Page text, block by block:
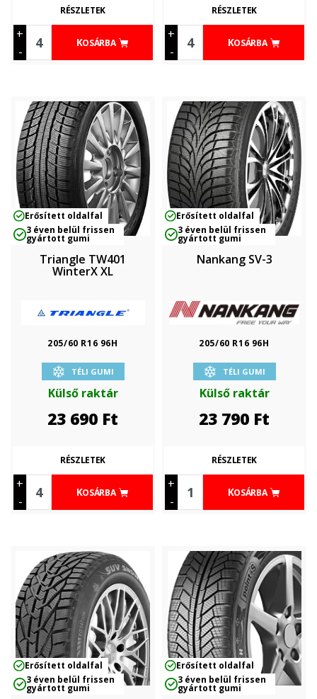
+
-
KOSÁRBA
RÉSZLETEK
+
-
KOSÁRBA
RÉSZLETEK
Erősített oldalfal
3 éven belül frissen
gyártott gumi
Triangle TW401
WinterX XL
205/60 R16 96H
TÉLI GUMI
Külső raktár
23 690 Ft
+
-
KOSÁRBA
RÉSZLETEK
Erősített oldalfal
3 éven belül frissen
gyártott gumi
Nankang SV-3
205/60 R16 96H
TÉLI GUMI
Külső raktár
23 790 Ft
+
-
KOSÁRBA
RÉSZLETEK
Erősített oldalfal
3 éven belül frissen
gyártott gumi
Erősített oldalfal
3 éven belül frissen
gyártott gumi